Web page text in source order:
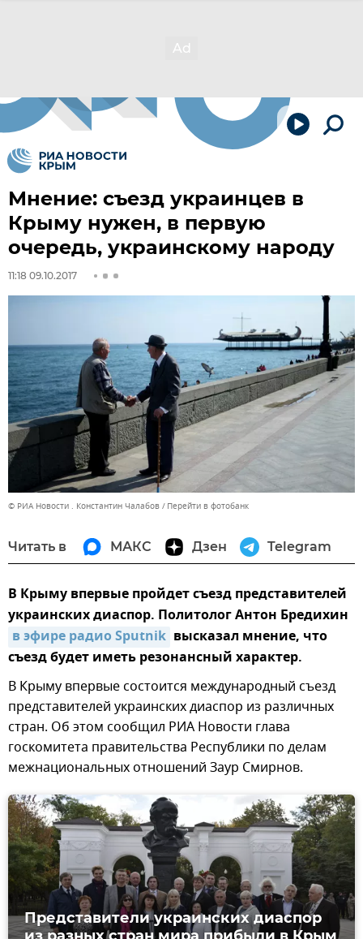
Мнение: съезд украинцев в
Крыму нужен, в первую
очередь, украинскому народу
11:18 09.10.2017
© РИА Новости . Константин Чалабов Перейти в фотобанк
Читать в МАКС Дзен Telegram
В Крыму впервые пройдет съезд представителей
украинских диаспор. Политолог Антон Бредихин
в эфире радио Sputnik высказал мнение, что
съезд будет иметь резонансный характер.
В Крыму впервые состоится международный съезд
представителей украинских диаспор из различных
стран. Об этом сообщил РИА Новости глава
госкомитета правительства Республики по делам
межнациональных отношений Заур Смирнов.
Представители украинских диаспор